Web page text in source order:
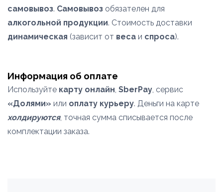
самовывоз. Самовывоз обязателен для
алкогольной продукции. Стоимость доставки
динамическая (зависит от веса и спроса).
Информация об оплате
Используйте карту онлайн, SberPay, сервис
«Долями» или оплату курьеру. Деньги на карте
холдируются, точная сумма списывается после
комплектации заказа.